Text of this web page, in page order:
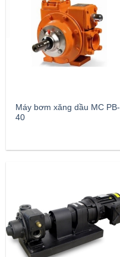
Máy bơm xăng dầu MC PB-
40